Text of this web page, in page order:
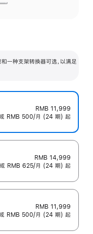
种支架转换器可选，以满足
RMB 11,999
RMB 500/月 (24 期) 起
RMB 14,999
或 RMB 625/月 (24 期) 起
RMB 11,999
RMB 500/月 (24 期) 起